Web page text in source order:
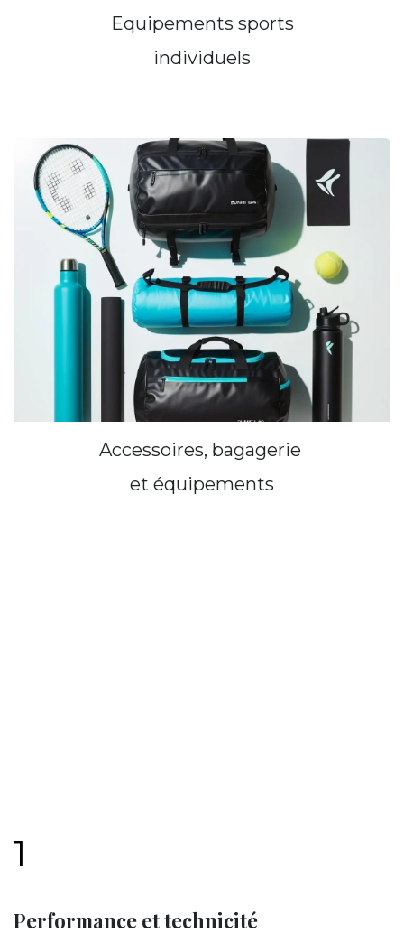
Equipements sports
indiv​iduels
Accessoires, bagagerie
et équip​ements
1
Performance et technicité